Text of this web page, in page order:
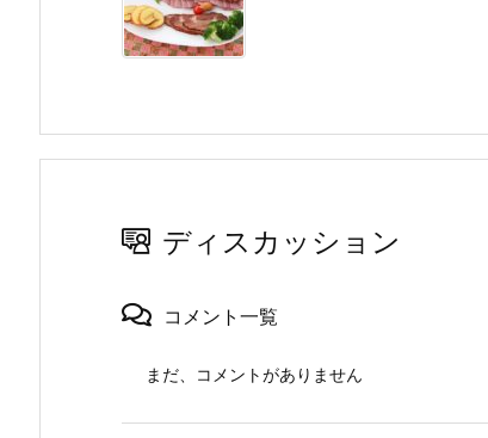
ディスカッション
コメント一覧
まだ、コメントがありません